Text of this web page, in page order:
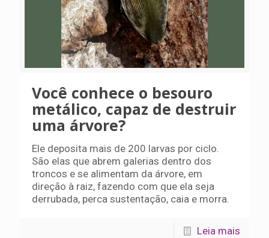
Você conhece o besouro
metálico, capaz de destruir
uma árvore?
Ele deposita mais de 200 larvas por ciclo.
São elas que abrem galerias dentro dos
troncos e se alimentam da árvore, em
direção à raiz, fazendo com que ela seja
derrubada, perca sustentação, caia e morra.
Leia mais